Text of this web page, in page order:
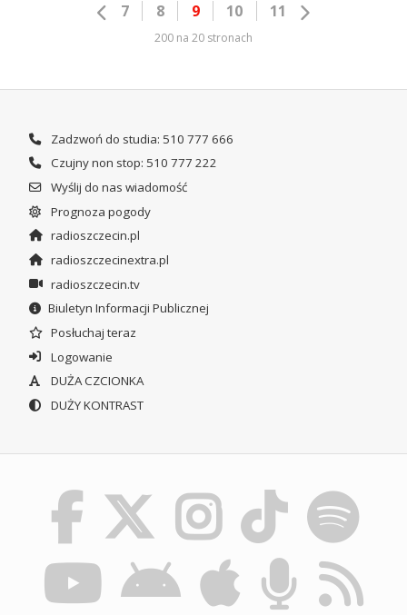
7 8 9 10 11
200 na 20 stronach
Zadzwoń do studia: 510 777 666
Czujny non stop: 510 777 222
Wyślij do nas wiadomość
Prognoza pogody
radioszczecin.pl
radioszczecinextra.pl
radioszczecin.tv
Biuletyn Informacji Publicznej
Posłuchaj teraz
Logowanie
DUŻA CZCIONKA
DUŻY KONTRAST